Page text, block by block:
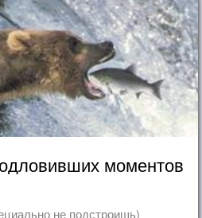
моментов
не подстроишь)